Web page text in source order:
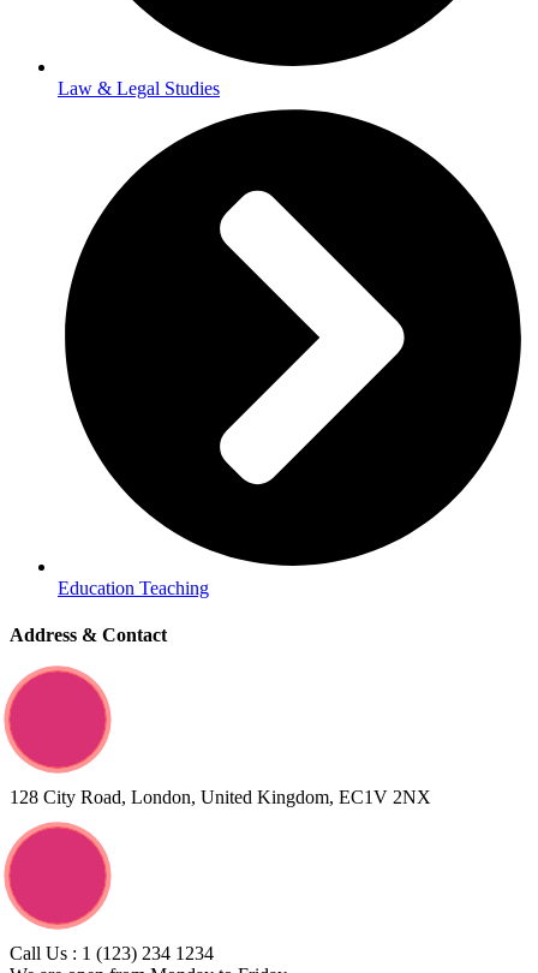
Law & Legal Studies
Education Teaching
Address & Contact
128 City Road, London, United Kingdom, EC1V 2NX
Call Us : 1 (123) 234 1234